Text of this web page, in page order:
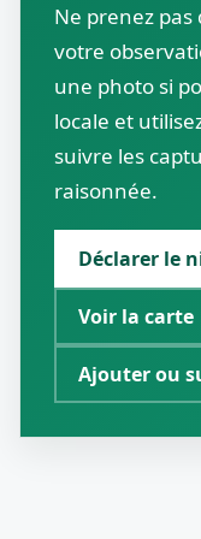
Ne prenez
votre
une photo si
locale et
suivre les
raisonnée.
Déclarer le
Voir la carte
Ajouter ou